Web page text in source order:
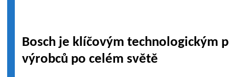
Bosch je klíčovým technologickým
výrobců po celém světě